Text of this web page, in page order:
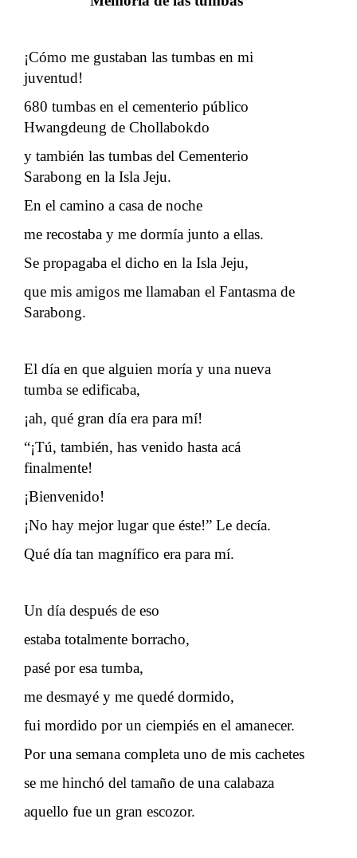
¡Cómo me gustaban las tumbas en mi
juventud!
680 tumbas en el cementerio público
Hwangdeung de Chollabokdo
y también las tumbas del Cementerio
Sarabong en la Isla Jeju.
En el camino a casa de noche
me recostaba y me dormía junto a ellas.
Se propagaba el dicho en la Isla Jeju,
que mis amigos me llamaban el Fantasma de
Sarabong.
El día en que alguien moría y una nueva
tumba se edificaba,
¡ah, qué gran día era para mí!
“¡Tú, también, has venido hasta acá
finalmente!
¡Bienvenido!
¡No hay mejor lugar que éste!” Le decía.
Qué día tan magnífico era para mí.
Un día después de eso
estaba totalmente borracho,
pasé por esa tumba,
me desmayé y me quedé dormido,
fui mordido por un ciempiés en el amanecer.
Por una semana completa uno de mis cachetes
se me hinchó del tamaño de una calabaza
aquello fue un gran escozor.